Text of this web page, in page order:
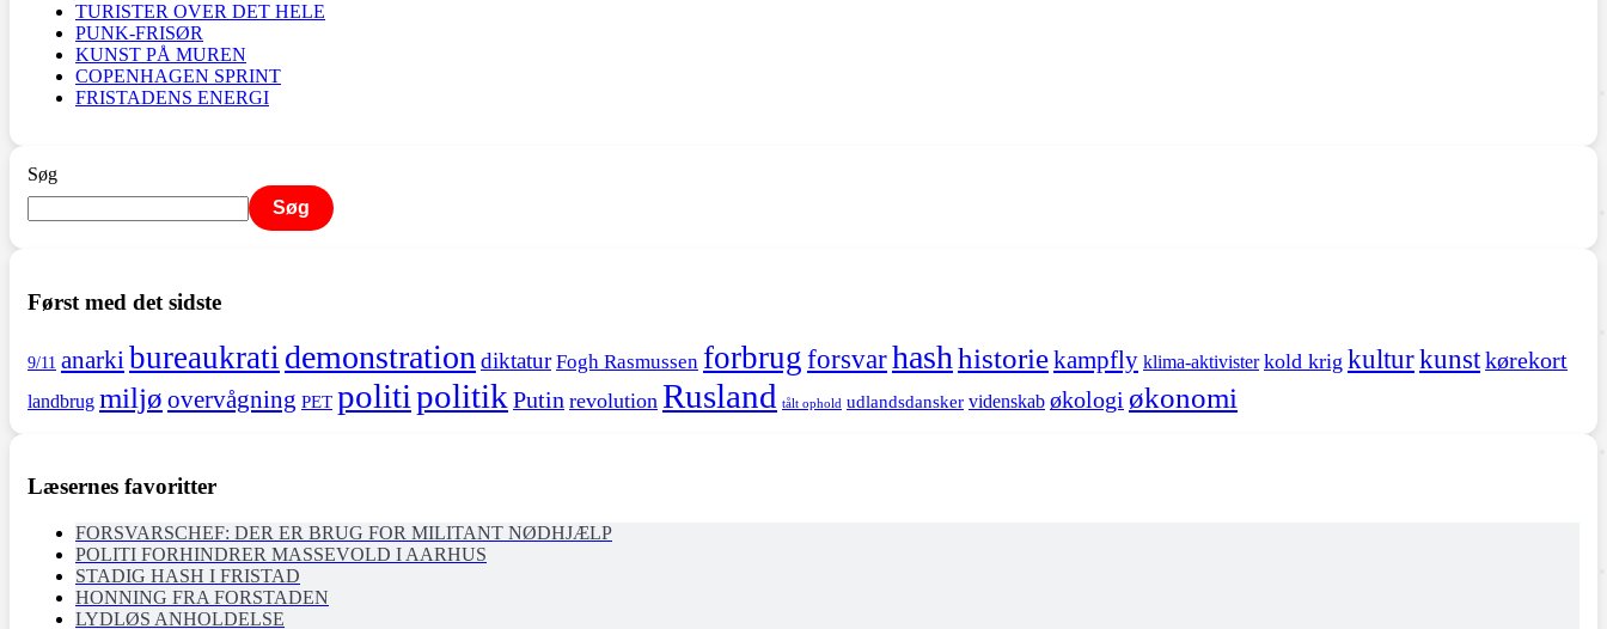
TURISTER OVER DET HELE
PUNK-FRISØR
KUNST PÅ MUREN
COPENHAGEN SPRINT
FRISTADENS ENERGI
Søg
Søg
Først med det sidste
9/11 anarki bureaukrati demonstration diktatur Fogh Rasmussen forbrugforsvarhash historiekampfly klima-aktivister kold krig kulturkunstkørekort
landbrug miljø overvågning PET politipolitik Putin revolution Rusland tålt ophold udlandsdansker videnskab økologi økonomi
Læsernes favoritter
FORSVARSCHEF: DER ER BRUG FOR MILITANT NØDHJÆLP
POLITI FORHINDRER MASSEVOLD I AARHUS
STADIG HASH I FRISTAD
HONNING FRA FORSTADEN
LYDLØS ANHOLDELSE